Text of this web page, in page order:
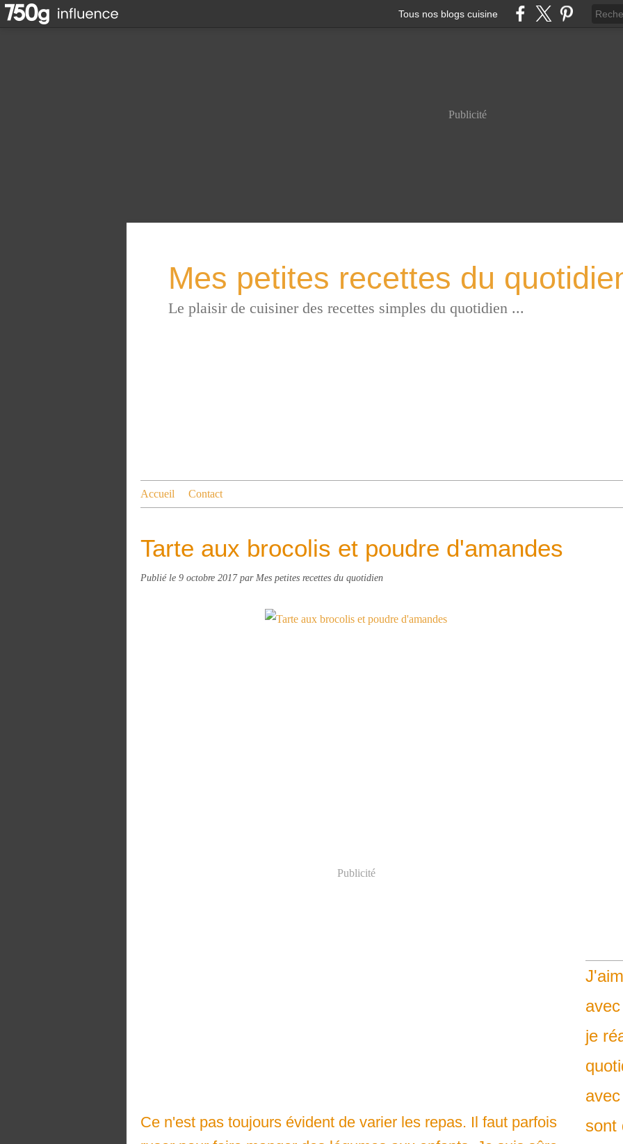
Tous nos blogs cuisine
Publicité
Mes petites recettes du
Le plaisir de cuisiner des recettes simples du quotidien ...
Accueil Contact
Tarte aux brocolis et poudre d'amandes
Publié le 9 octobre 2017par Mes petites recettes du quotidien
Publicité
Ce n'est pas toujours évident de varier les repas. Il faut parfois
je
sont